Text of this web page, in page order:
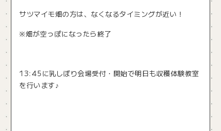
サツマイモ畑の方は、なくなるタイミングが近い！
※畑が空っぽになったら終了
13:45に乳しぼり会場受付・開始で明日も収穫体験教室
を行います♪